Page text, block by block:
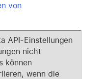
von
API-Einstellungen
nicht
können
wenn die